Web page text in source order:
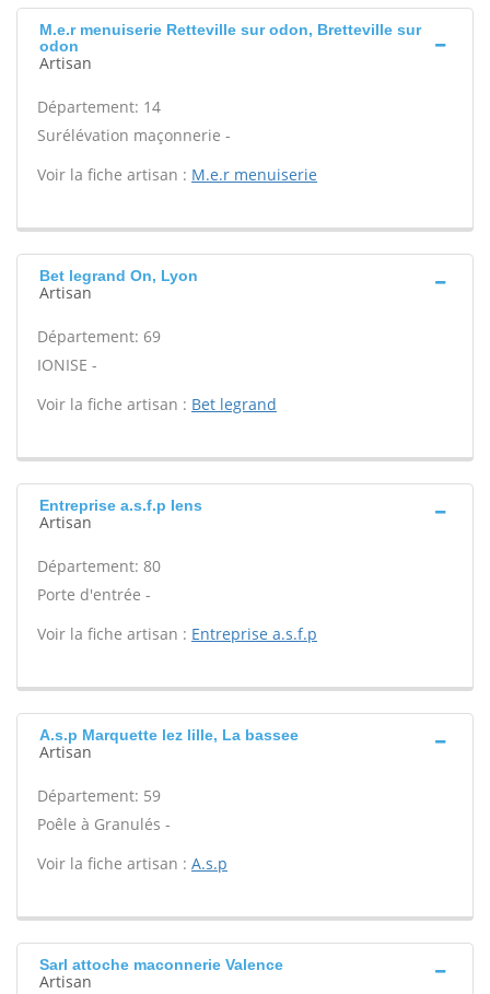
M.e.r menuiserie Retteville sur odon, Bretteville sur
odon
Artisan
Département: 14
Surélévation maçonnerie -
Voir la fiche artisan : M.e.r menuiserie
Bet legrand On, Lyon
Artisan
Département: 69
IONISE -
Voir la fiche artisan : Bet legrand
Entreprise a.s.f.p Iens
Artisan
Département: 80
Porte d'entrée -
Voir la fiche artisan : Entreprise a.s.f.p
A.s.p Marquette lez lille, La bassee
Artisan
Département: 59
Poêle à Granulés -
Voir la fiche artisan : A.s.p
Sarl attoche maconnerie Valence
Artisan